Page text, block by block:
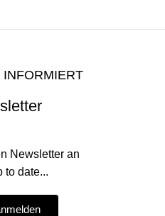
Newsletter an
to date...